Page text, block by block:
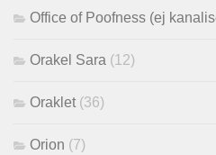
Office of Poofness (ej
Orakel Sara (12)
Oraklet (36)
Orion (7)